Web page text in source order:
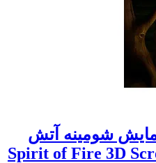
شومینه آتش
Spirit of Fire 3D